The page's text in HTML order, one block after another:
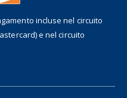
incluse nel circuito
e nel circuito